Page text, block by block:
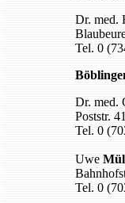
Dr. med.
Tel. 0
Dr. med.
Poststr.
Tel. 0
Uwe
Tel. 0